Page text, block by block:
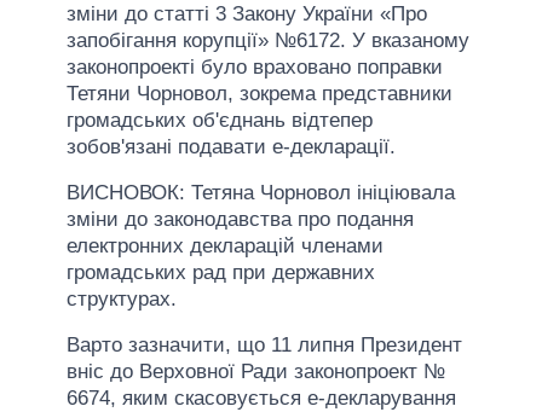
зміни до статті 3 Закону України «Про
запобігання корупції» №6172. У вказаному
законопроекті було враховано поправки
Тетяни Чорновол, зокрема представники
громадських об'єднань відтепер
зобов'язані подавати е-декларації.
ВИСНОВОК: Тетяна Чорновол ініціювала
зміни до законодавства про подання
електронних декларацій членами
громадських рад при державних
структурах.
Варто зазначити, що 11 липня Президент
вніс до Верховної Ради законопроект №
6674, яким скасовується е-декларування